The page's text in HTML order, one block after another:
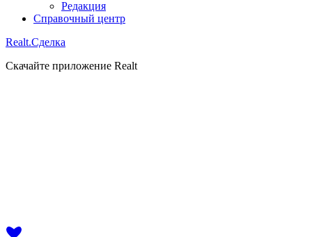
Редакция
Справочный центр
Realt.Сделка
Скачайте приложение Realt